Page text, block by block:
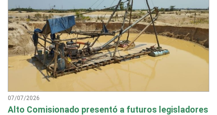
07/07/2026
Alto Comisionado presentó a futuros legisladores